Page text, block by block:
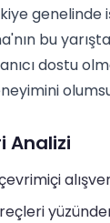
genelinde
bu
dostu
Analizi